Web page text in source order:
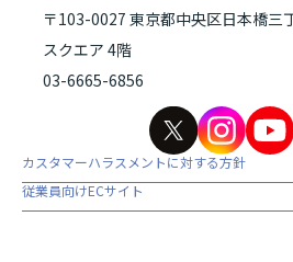
〒103-0027 東京都中央区日本橋三
スクエア 4階
03-6665-6856
カスタマーハラスメントに対する方針
従業員向けECサイト